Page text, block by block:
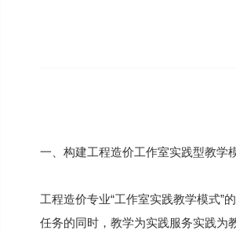
一、构建工程造价工作室实践型教学
工程造价专业“工作室实践教学模式”
任务的同时，教学为实践服务实践为